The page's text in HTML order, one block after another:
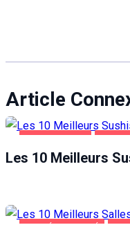
Article
Les 10 Meilleurs